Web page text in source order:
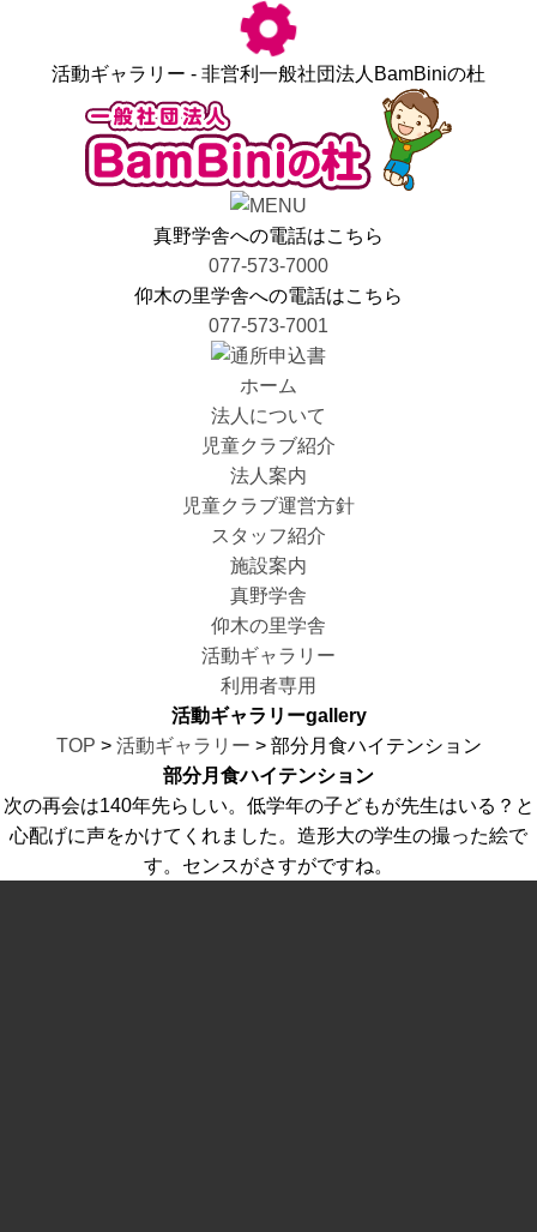
活動ギャラリー - 非営利一般社団法人BamBiniの杜
真野学舎への電話はこちら
077-573-7000
仰木の里学舎への電話はこちら
077-573-7001
ホーム
法人について
児童クラブ紹介
法人案内
児童クラブ運営方針
スタッフ紹介
施設案内
真野学舎
仰木の里学舎
活動ギャラリー
利用者専用
活動ギャラリーgallery
TOP > 活動ギャラリー > 部分月食ハイテンション
部分月食ハイテンション
次の再会は140年先らしい。低学年の子どもが先生はいる？と
心配げに声をかけてくれました。造形大の学生の撮った絵で
す。センスがさすがですね。